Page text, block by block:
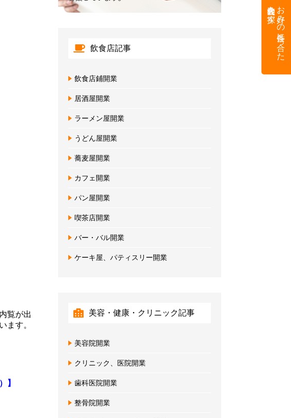
覧が出
ます。
】
飲食店記事
飲食店鋪開業
居酒屋開業
ラーメン屋開業
うどん屋開業
蕎麦屋開業
カフェ開業
パン屋開業
喫茶店開業
バー・バル開業
ケーキ屋、パティスリー開業
美容・健康・クリニック記事
美容院開業
クリニック、医院開業
歯科医院開業
整骨院開業
お好みの条件に合った
内装会社を探す